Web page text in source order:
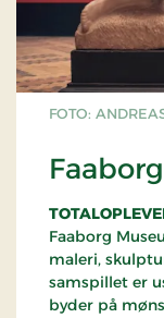
FOTO:
Faaborg
maleri,
samspillet er
byder på